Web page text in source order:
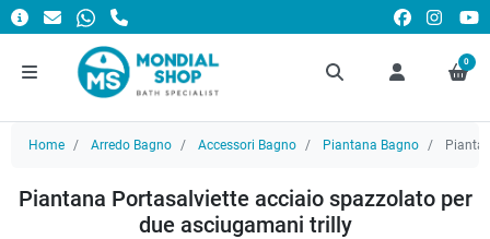
0
Home Arredo Bagno Accessori Bagno Piantana Bagno
Piantana Portasalviette acciaio spazzolato per
due asciugamani trilly